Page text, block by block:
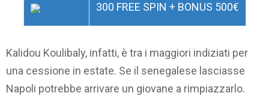
300 FREE SPIN + BONUS 500€
Kalidou Koulibaly, infatti, è tra i maggiori indiziati per
una cessione in estate. Se il senegalese lasciasse
Napoli potrebbe arrivare un giovane a rimpiazzarlo.